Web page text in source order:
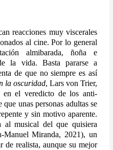
al cine. Por lo general
almibarada, ñoña e
la vida. Basta pararse a
de que no siempre es así
la oscuridad, Lars von Trier,
en el veredicto de los anti-
unas personas adultas se
y sin motivo aparente.
al musical del que quisiera
Miranda, 2021), un
de realista, aunque su mejor